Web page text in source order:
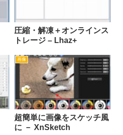
圧縮・解凍＋オンラインス
トレージ – Lhaz+
画像
超簡単に画像をスケッチ風
に － XnSketch